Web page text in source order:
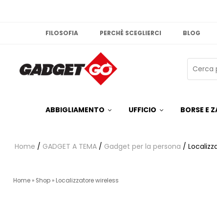
FILOSOFIA PERCHÈ SCEGLIERCI BLOG
ABBIGLIAMENTO UFFICIO BORSE E
Home / GADGET A TEMA / Gadget per la persona /
Home » Shop » Localizzatore wireless